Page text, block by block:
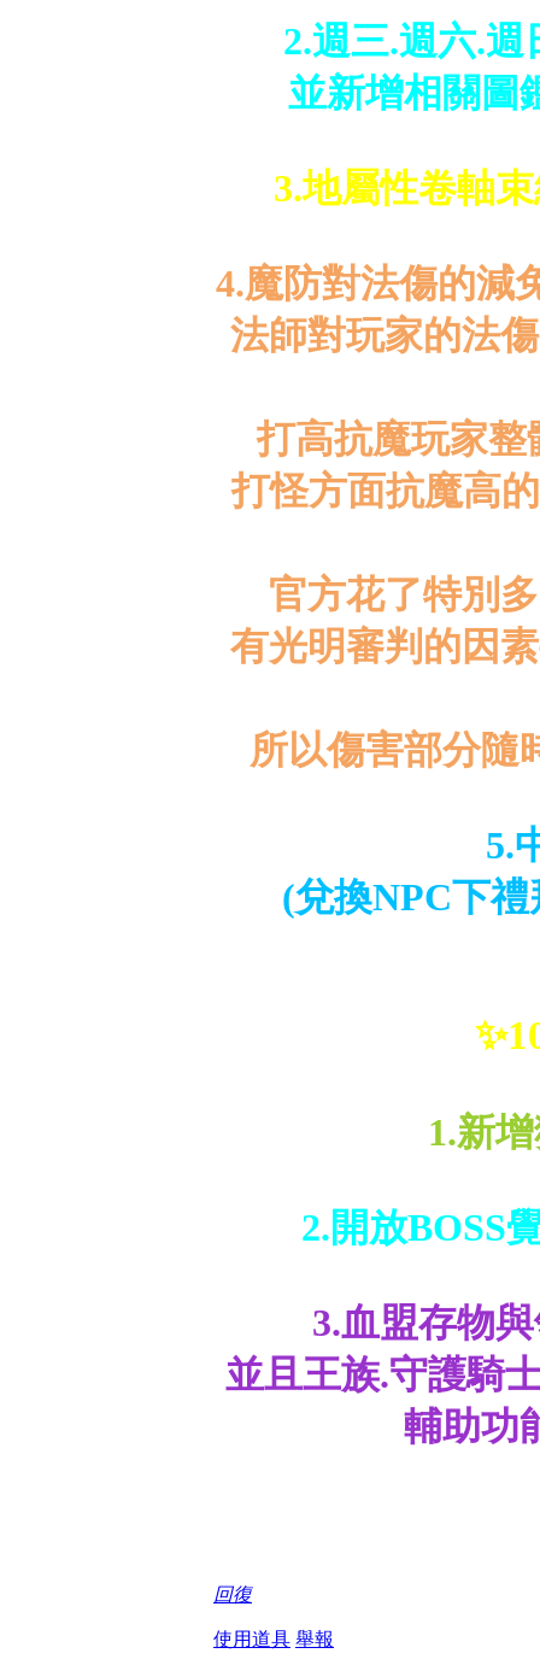
2.週三.週六.
並新增相關圖
3.地屬性卷軸
4.魔防對法傷的減
法師對玩家的法
打高抗魔玩家
打怪方面抗魔高
官方花了特別
有光明審判的因
所以傷害部分隨
5.
(兌換NPC下
1.新
2.開放BOSS
3.血盟存物
並且王族.守護騎
輔助功
回復
使用道具 舉報